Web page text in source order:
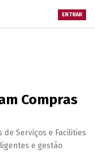
ENTRAR
Compras
de Serviços e Facilities
e gestão